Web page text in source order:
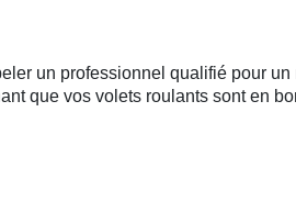
un professionnel qualifié pour
que vos volets roulants sont en